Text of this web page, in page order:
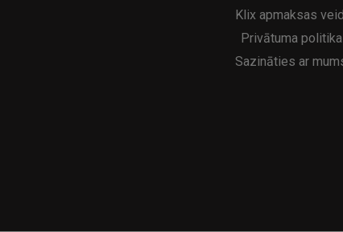
Klix apmaksas
Privātuma politika
Sazināties ar